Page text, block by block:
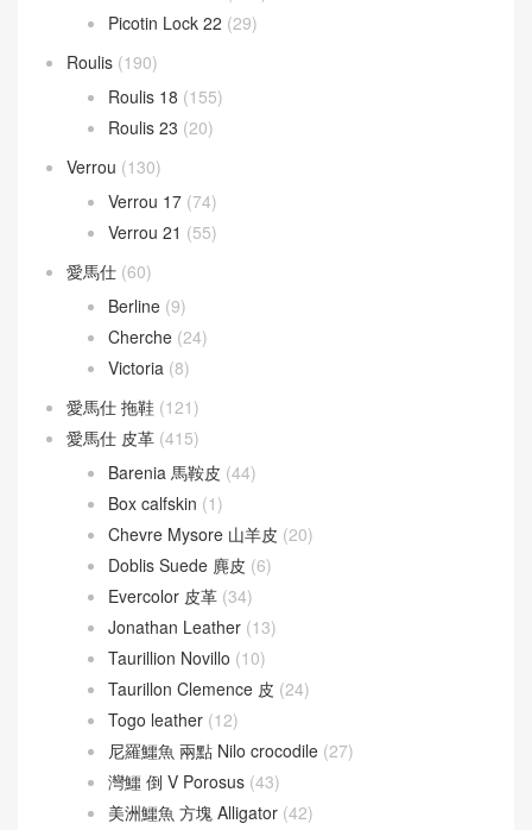
Picotin Lock 22 (29)
Roulis (190)
Roulis 18 (155)
Roulis 23 (20)
Verrou (130)
Verrou 17 (74)
Verrou 21 (55)
愛馬仕 (60)
Berline (9)
Cherche (24)
Victoria (8)
愛馬仕 拖鞋 (121)
愛馬仕 皮革 (415)
Barenia 馬鞍皮 (44)
Box calfskin (1)
Chevre Mysore 山羊皮 (20)
Doblis Suede 麂皮 (6)
Evercolor 皮革 (34)
Jonathan Leather (13)
Taurillion Novillo (10)
Taurillon Clemence 皮 (24)
Togo leather (12)
尼羅鱷魚 兩點 Nilo crocodile (27)
灣鱷 倒 V Porosus (43)
美洲鱷魚 方塊 Alligator (42)